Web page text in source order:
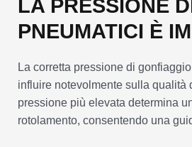
LA PRESSIONE
PNEUMATICI È
La corretta pressione di
influire notevolmente sulla qualità
pressione più elevata determina
rotolamento, consentendo una